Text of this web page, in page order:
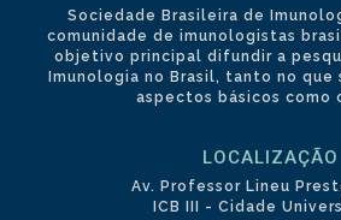
Sociedade Brasileira de
comunidade de imunologistas
objetivo principal difundir a
Imunologia no Brasil, tanto no que
aspectos básicos como
LOCALIZAÇÃO
Av. Professor Lineu
ICB III - Cidade